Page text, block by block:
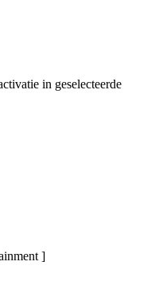
in geselecteerde
]